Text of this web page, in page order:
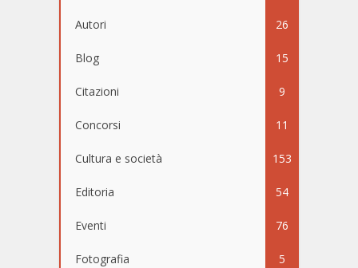
Autori 26
Blog 15
Citazioni 9
Concorsi 11
Cultura e società 153
Editoria 54
Eventi 76
Fotografia 5